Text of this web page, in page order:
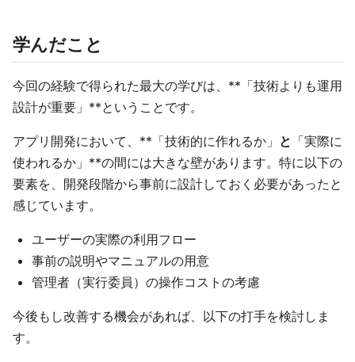
学んだこと
今回の経験で得られた最大の学びは、**「技術よりも運用
設計が重要」**ということです。
アプリ開発において、**「技術的に作れるか」 と 「実際に
使われるか」**の間には大きな壁があります。特に以下の
要素を、開発段階から事前に設計しておく必要があったと
感じています。
ユーザーの実際の利用フロー
事前の説明やマニュアルの用意
管理者（実行委員）の操作コストの考慮
今後もし改善する機会があれば、以下の打手を検討しま
す。